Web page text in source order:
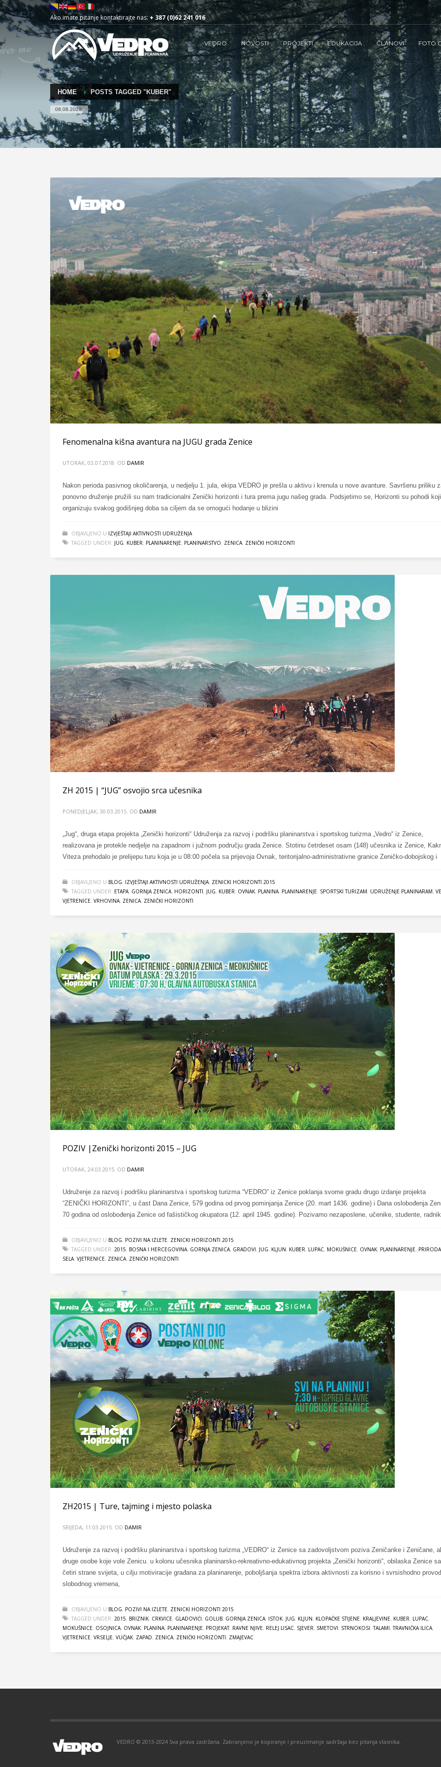
Ako imate pitanje kontaktirajte nas: + 387 (0)62 241 016
VEDRO NOVOSTI PROJEKTI EDUKACIJA ČLANOVI FOTO
HOME POSTS TAGGED "KUBER"
08.08.2026.
Fenomenalna kišna avantura na JUGU grada Zenice
UTORAK, 03.07.2018. OD DAMIR
Nakon perioda pasivnog okoličarenja, u nedjelju 1. jula, ekipa VEDRO je prešla u aktivu i krenula u nove avanture. Savršenu priliku
ponovno druženje pružili su nam tradicionalni Zenički horizonti i tura prema jugu našeg grada. Podsjetimo se, Horizonti su pohodi
organizuju svakog godišnjeg doba sa ciljem da se omogući hodanje u blizini
OBJAVLJENO U IZVJEŠTAJI AKTIVNOSTI UDRUŽENJA
TAGGED UNDER: JUG, KUBER, PLANINARENJE, PLANINARSTVO, ZENICA, ZENIČKI HORIZONTI
ZH 2015 | “JUG” osvojio srca učesnika
PONEDJELJAK, 30.03.2015. OD DAMIR
„Jug“, druga etapa projekta „Zenički horizonti“ Udruženja za razvoj i podršku planinarstva i sportskog turizma „Vedro“ iz Zenice,
realizovana je protekle nedjelje na zapadnom i južnom području grada Zenice. Stotinu četrdeset osam (148) učesnika iz Zenice,
Viteza prehodalo je prelijepu turu koja je u 08:00 počela sa prijevoja Ovnak, teritorijalno-administrativne granice Zeničko-dobojskog i
OBJAVLJENO U BLOG, IZVJEŠTAJI AKTIVNOSTI UDRUŽENJA, ZENICKI HORIZONTI 2015
TAGGED UNDER: ETAPA, GORNJA ZENICA, HORIZONTI, JUG, KUBER, OVNAK, PLANINA, PLANINARENJE, SPORTSKI TURIZAM, UDRUŽENJE PLANINARAM,
VJETRENICE, VRHOVINA, ZENICA, ZENIČKI HORIZONTI
POZIV |Zenički horizonti 2015 – JUG
UTORAK, 24.03.2015. OD DAMIR
Udruženje za razvoj i podršku planinarstva i sportskog turizma “VEDRO” iz Zenice poklanja svome gradu drugo izdanje projekta
“ZENIČKI HORIZONTI”, u čast Dana Zenice, 579 godina od prvog pominjanja Zenice (20. mart 1436. godine) i Dana oslobođenja
70 godina od oslobođenja Zenice od fašističkog okupatora (12. april 1945. godine). Pozivamo nezaposlene, učenike, studente,
OBJAVLJENO U BLOG, POZIVI NA IZLETE, ZENICKI HORIZONTI 2015
TAGGED UNDER: 2015, BOSNA I HERCEGOVINA, GORNJA ZENICA, GRADOVI, JUG, KLJUN, KUBER, LUPAC, MOKUŠNICE, OVNAK, PLANINARENJE, PRIRODA
SELA, VJETRENICE, ZENICA, ZENIČKI HORIZONTI
ZH2015 | Ture, tajming i mjesto polaska
SRIJEDA, 11.03.2015. OD DAMIR
Udruženje za razvoj i podršku planinarstva i sportskog turizma „VEDRO“ iz Zenice sa zadovoljstvom poziva Zeničanke i Zeničane,
druge osobe koje vole Zenicu. u kolonu učesnika planinarsko-rekreativno-edukativnog projekta „Zenički horizonti“, obilaska Zenice sa
četiri strane svijeta, u cilju motiviracije građana za planinarenje, poboljšanja spektra izbora aktivnosti za korisno i svrsishodno
slobodnog vremena,
OBJAVLJENO U BLOG, POZIVI NA IZLETE, ZENICKI HORIZONTI 2015
TAGGED UNDER: 2015, BRIZNIK, CRKVICE, GLADOVIĆI, GOLUB, GORNJA ZENICA, ISTOK, JUG, KLJUN, KLOPAČKE STIJENE, KRALJEVINE, KUBER, LUPAC,
MOKUŠNICE, OSOJNICA, OVNAK, PLANINA, PLANINARENJE, PROJEKAT, RAVNE NJIVE, RELEJ LISAC, SJEVER, SMETOVI, STRNOKOSI,TALAMI,TRAVNIČKA ILICA,
VJETRENICE, VRSELJE, VUČJAK, ZAPAD, ZENICA, ZENIČKI HORIZONTI, ZMAJEVAC
VEDRO © 2013-2024 Sva prava zadržana. Zabranjeno je kopiranje i preuzimanje sadržaja bez pitanja vlasnika.